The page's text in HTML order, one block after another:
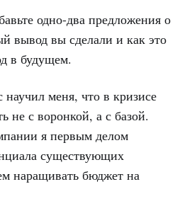
одно-два предложения о
вывод вы сделали и как это
в будущем.
научил меня, что в кризисе
не с воронкой, а с базой.
я первым делом
существующих
наращивать бюджет на